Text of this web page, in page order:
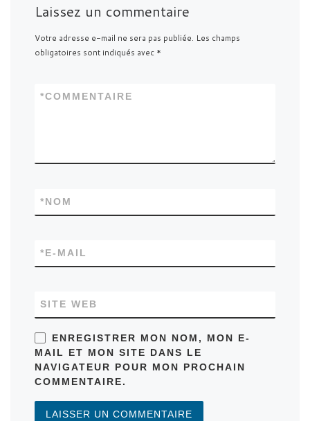
Laissez un commentaire
Votre adresse e-mail ne sera pas publiée. Les champs
obligatoires sont indiqués avec *
COMMENTAIRE
*
NOM
*
E-MAIL
*
SITE WEB
ENREGISTRER MON NOM, MON E-
MAIL ET MON SITE DANS LE
NAVIGATEUR POUR MON PROCHAIN
COMMENTAIRE.